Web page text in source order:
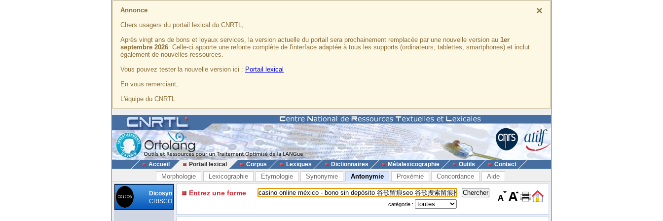
×
Annonce
Chers usagers du portail lexical du CNRTL,
Après vingt ans de bons et loyaux services, la version actuelle du portail sera prochainement remplacée par une nouvelle version au 1er
septembre 2026. Celle-ci apporte une refonte complète de l'interface adaptée à tous les supports (ordinateurs, tablettes, smartphones) et inclut
également de nouvelles ressources.
Vous pouvez tester la nouvelle version ici : Portail lexical
En vous remerciant,
L'équipe du CNRTL
Accueil Portail lexical Corpus Lexiques Dictionnaires Métalexicographie Outils Contact
Morphologie Lexicographie Etymologie Synonymie Antonymie Proxémie Concordance Aide
Dicosyn
CRISCO
Entrez une forme
catégorie :